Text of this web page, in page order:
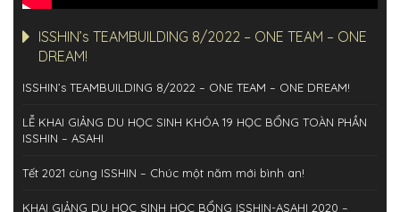
ISSHIN’s TEAMBUILDING 8/2022 – ONE TEAM – ONE
DREAM!
ISSHIN’s TEAMBUILDING 8/2022 – ONE TEAM – ONE DREAM!
LỄ KHAI GIẢNG DU HỌC SINH KHÓA 19 HỌC BỔNG TOÀN PHẦN
ISSHIN – ASAHI
Tết 2021 cùng ISSHIN – Chúc một năm mới bình an!
KHAI GIẢNG DU HỌC SINH HỌC BỔNG ISSHIN-ASAHI 2020 –